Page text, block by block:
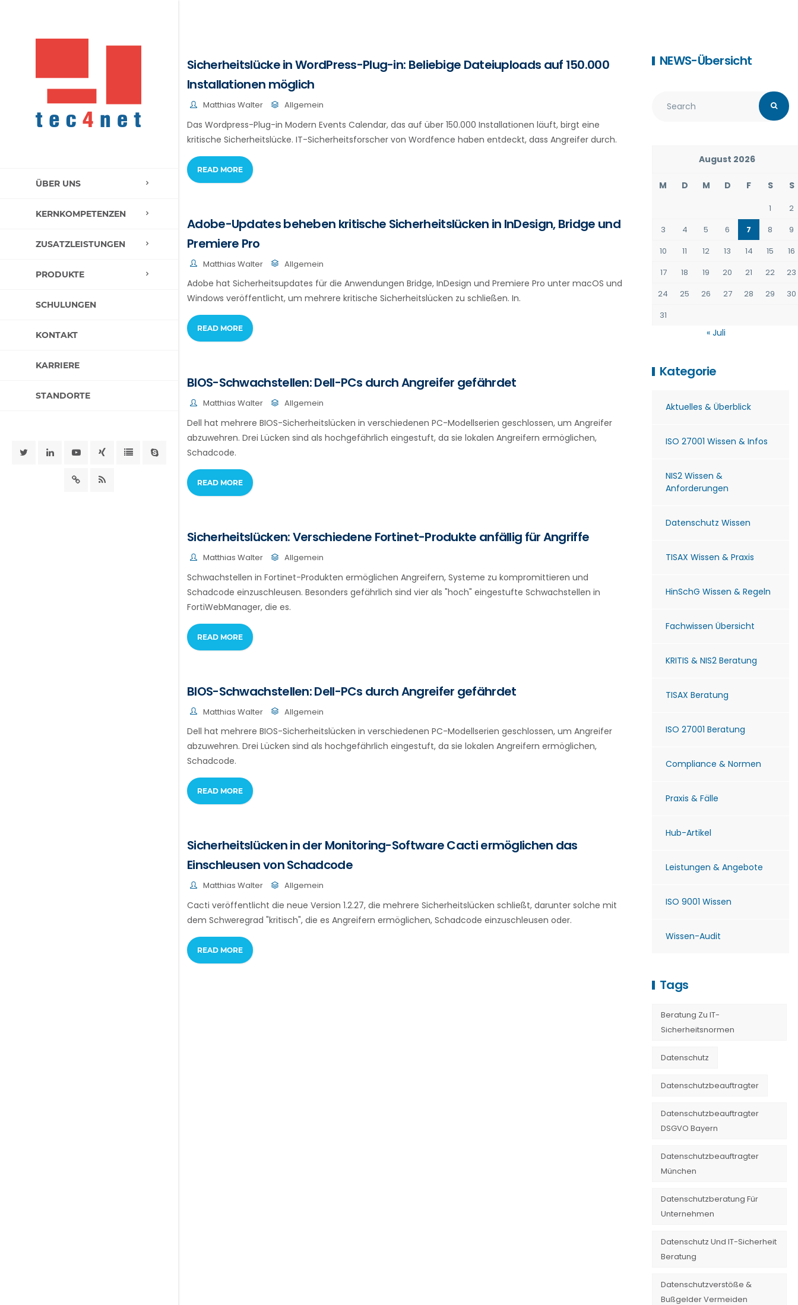
ÜBER UNS
KERNKOMPETENZEN
ZUSATZLEISTUNGEN
PRODUKTE
SCHULUNGEN
KONTAKT
KARRIERE
STANDORTE
Sicherheitslücke in WordPress-Plug-in: Beliebige Dateiuploads auf 150.000
Installationen möglich
Matthias Walter Allgemein
Das Wordpress-Plug-in Modern Events Calendar, das auf über 150.000 Installationen läuft, birgt eine
kritische Sicherheitslücke. IT-Sicherheitsforscher von Wordfence haben entdeckt, dass Angreifer durch.
READ MORE
Adobe-Updates beheben kritische Sicherheitslücken in InDesign, Bridge und
Premiere Pro
Matthias Walter Allgemein
Adobe hat Sicherheitsupdates für die Anwendungen Bridge, InDesign und Premiere Pro unter macOS und
Windows veröffentlicht, um mehrere kritische Sicherheitslücken zu schließen. In.
READ MORE
BIOS-Schwachstellen: Dell-PCs durch Angreifer gefährdet
Matthias Walter Allgemein
Dell hat mehrere BIOS-Sicherheitslücken in verschiedenen PC-Modellserien geschlossen, um Angreifer
abzuwehren. Drei Lücken sind als hochgefährlich eingestuft, da sie lokalen Angreifern ermöglichen,
Schadcode.
READ MORE
Sicherheitslücken: Verschiedene Fortinet-Produkte anfällig für Angriffe
Matthias Walter Allgemein
Schwachstellen in Fortinet-Produkten ermöglichen Angreifern, Systeme zu kompromittieren und
Schadcode einzuschleusen. Besonders gefährlich sind vier als "hoch" eingestufte Schwachstellen in
FortiWebManager, die es.
READ MORE
BIOS-Schwachstellen: Dell-PCs durch Angreifer gefährdet
Matthias Walter Allgemein
Dell hat mehrere BIOS-Sicherheitslücken in verschiedenen PC-Modellserien geschlossen, um Angreifer
abzuwehren. Drei Lücken sind als hochgefährlich eingestuft, da sie lokalen Angreifern ermöglichen,
Schadcode.
READ MORE
Sicherheitslücken in der Monitoring-Software Cacti ermöglichen das
Einschleusen von Schadcode
Matthias Walter Allgemein
Cacti veröffentlicht die neue Version 1.2.27, die mehrere Sicherheitslücken schließt, darunter solche mit
dem Schweregrad "kritisch", die es Angreifern ermöglichen, Schadcode einzuschleusen oder.
READ MORE
NEWS-Übersicht
August 2026
M D M D F S S
1
2
3
4 5 6 7 8
9
10
11 12 13 14 15
16
17
18 19 20 21 22
23
24
25 26 27 28 29
30
31
« Juli
Kategorie
Aktuelles & Überblick
ISO 27001 Wissen & Infos
NIS2 Wissen &
Anforderungen
Datenschutz Wissen
TISAX Wissen & Praxis
HinSchG Wissen & Regeln
Fachwissen Übersicht
KRITIS & NIS2 Beratung
TISAX Beratung
ISO 27001 Beratung
Compliance & Normen
Praxis & Fälle
Hub-Artikel
Leistungen & Angebote
ISO 9001 Wissen
Wissen-Audit
Tags
Beratung Zu IT-
Sicherheitsnormen
Datenschutz
Datenschutzbeauftragter
Datenschutzbeauftragter
DSGVO Bayern
Datenschutzbeauftragter
München
Datenschutzberatung Für
Unternehmen
Datenschutz Und IT-Sicherheit
Beratung
Datenschutzverstöße &
Bußgelder Vermeiden